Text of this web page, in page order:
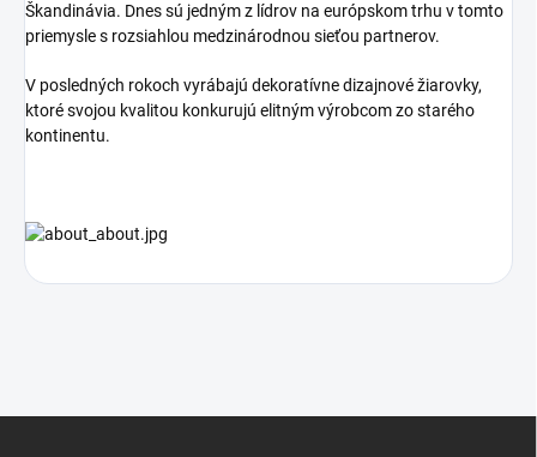
Škandinávia. Dnes sú jedným z lídrov na európskom trhu v tomto
priemysle s rozsiahlou medzinárodnou sieťou partnerov.
V posledných rokoch vyrábajú dekoratívne dizajnové žiarovky,
ktoré svojou kvalitou konkurujú elitným výrobcom zo starého
kontinentu.